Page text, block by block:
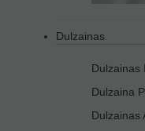
Dulzainas
Dulzainas
Dulzaina
Dulzainas